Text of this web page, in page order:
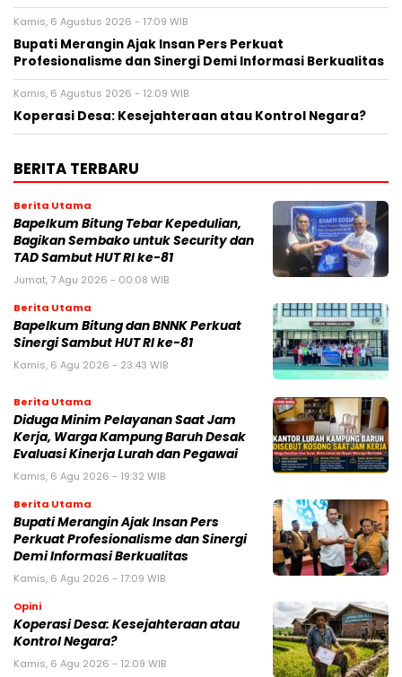
Kamis, 6 Agustus 2026 - 17:09 WIB
Bupati Merangin Ajak Insan Pers Perkuat
Profesionalisme dan Sinergi Demi Informasi Berkualitas
Kamis, 6 Agustus 2026 - 12:09 WIB
Koperasi Desa: Kesejahteraan atau Kontrol Negara?
BERITA TERBARU
Berita Utama
Bapelkum Bitung Tebar Kepedulian,
Bagikan Sembako untuk Security dan
TAD Sambut HUT RI ke-81
Jumat, 7 Agu 2026 - 00:08 WIB
Berita Utama
Bapelkum Bitung dan BNNK Perkuat
Sinergi Sambut HUT RI ke-81
Kamis, 6 Agu 2026 - 23:43 WIB
Berita Utama
Diduga Minim Pelayanan Saat Jam
Kerja, Warga Kampung Baruh Desak
Evaluasi Kinerja Lurah dan Pegawai
Kamis, 6 Agu 2026 - 19:32 WIB
Berita Utama
Bupati Merangin Ajak Insan Pers
Perkuat Profesionalisme dan Sinergi
Demi Informasi Berkualitas
Kamis, 6 Agu 2026 - 17:09 WIB
Opini
Koperasi Desa: Kesejahteraan atau
Kontrol Negara?
Kamis, 6 Agu 2026 - 12:09 WIB